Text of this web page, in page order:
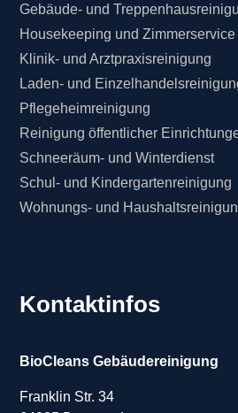
Gebäude- und
Housekeeping und Zimmerservice
Klinik- und Arztpraxisreinigung
Laden- und
Pflegeheimreinigung
Reinigung öffentlicher
Schneeräum- und Winterdienst
Schul- und Kindergartenreinigung
Wohnungs- und
Kontaktinfos
BioCleans Gebäudereinigung
Franklin Str. 34